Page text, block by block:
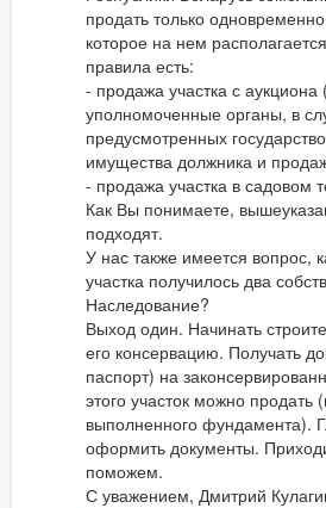
продать только
которое на нем
правила есть:
- продажа участка с
уполномоченные органы, в
предусмотренных
имущества должника и
- продажа участка в садовом
Как Вы понимаете,
подходят.
У нас также имеется вопрос,
участка получилось два
Наследование?
Выход один. Начинать
его консервацию. Получать
паспорт) на
этого участок можно
выполненного фундамента).
оформить документы.
поможем.
С уважением, Дмитрий